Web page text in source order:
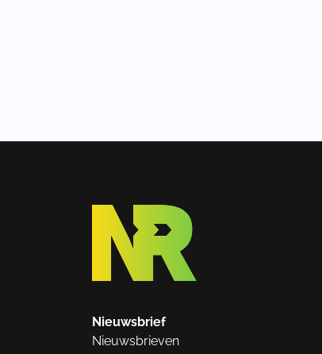
Nieuwsbrief
Nieuwsbrieven